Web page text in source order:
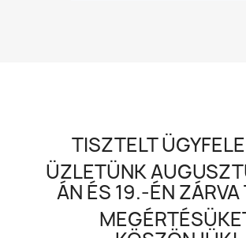
TISZTELT
ÜZLETÜNK
ÁN ÉS 19.-ÉN ZÁRVA